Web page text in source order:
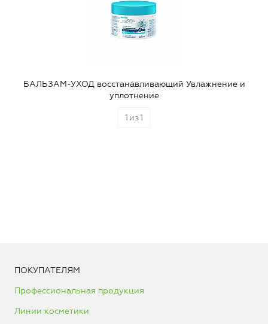
БАЛЬЗАМ-УХОД восстанавливающий Увлажнение и
уплотнение
1 из1
ПОКУПАТЕЛЯМ
Профессиональная продукция
Линии косметики